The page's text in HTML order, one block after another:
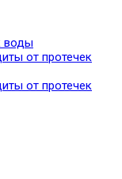
воды
от протечек
от протечек